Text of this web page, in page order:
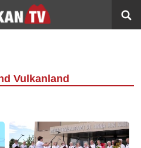
Vulkanland